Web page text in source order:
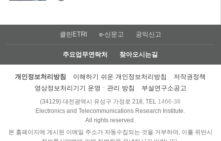
클린ETRI e-신문고 공익신고
주요업무연락처 찾아오시는길
개인정보처리방침 이해하기 쉬운 개인정보처리방침
저작권정책
영상정보처리기기 운영ㆍ관리 방침
부설연구소공고
(34129) 대전광역시 유성구 가정로 218, TEL 1466-38
Electronics and Telecommunications Research Institute.
All rights reserved.
본 홈페이지에 게시된 이메일 주소가 자동수집되는 것을 거부하며, 이를 위반시